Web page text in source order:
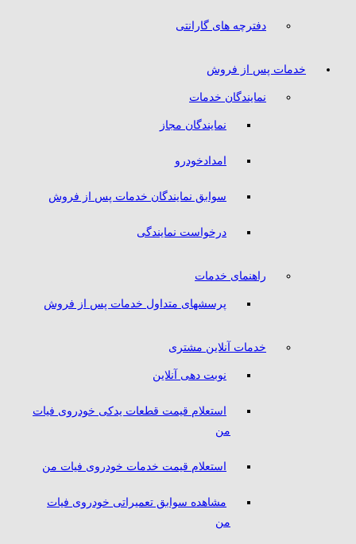
دفترچه های گارانتی
خدمات پس از فروش
نمایندگان خدمات
نمایندگان مجاز
امدادخودرو
سوابق نمایندگان خدمات پس از فروش
درخواست نمایندگی
راهنمای خدمات
پرسشهای متداول خدمات پس از فروش
خدمات آنلاین مشتری
نوبت دهی آنلاین
استعلام قیمت قطعات یدکی خودروی فیات
من
استعلام قیمت خدمات خودروی فیات من
مشاهده سوابق تعمیراتی خودروی فیات
من